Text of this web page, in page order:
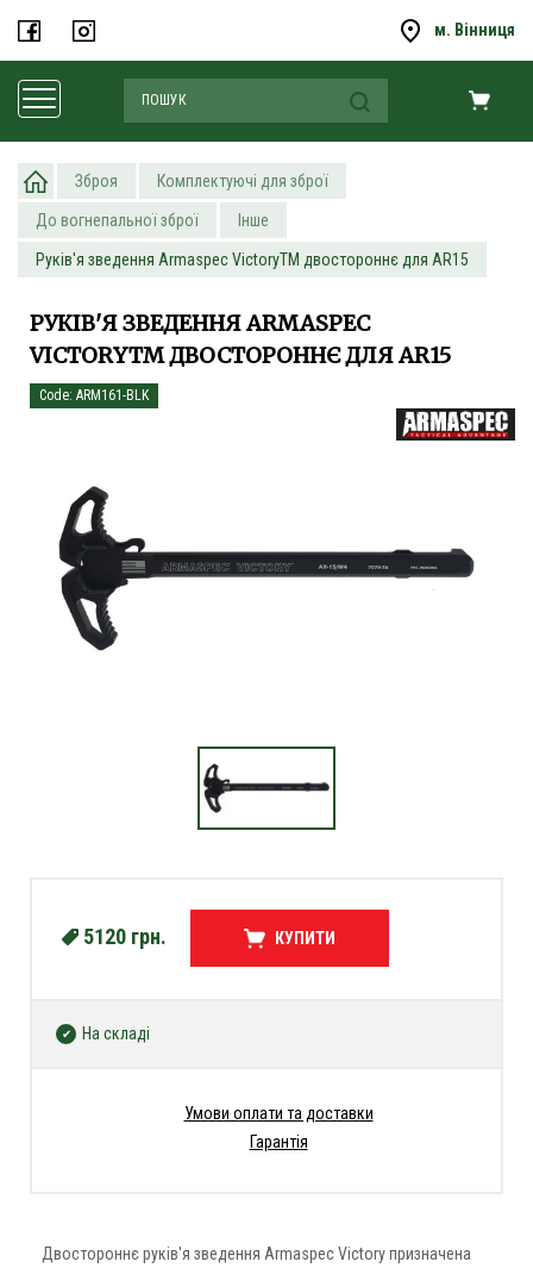
м. Вінниця
Зброя Комплектуючі для зброї
До вогнепальної зброї Інше
Руків'я зведення Armaspec VictoryTM двостороннє для AR15
РУКІВ'Я ЗВЕДЕННЯ ARMASPEC
VICTORYTM ДВОСТОРОННЄ ДЛЯ AR15
Code: ARM161-BLK
Двостороннє руків'я зведення Armaspec Victory призначена
5120 грн. КУПИТИ
На складі
Умови оплати та доставки
Гарантія